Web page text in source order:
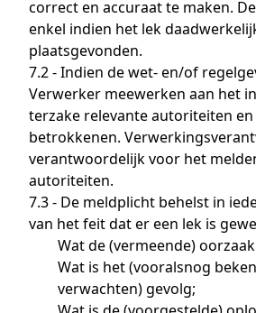
correct en accuraat te maken.
enkel indien het lek
plaatsgevonden.
7.2 - Indien de wet- en/of
Verwerker meewerken aan het
terzake relevante autoriteiten en
betrokkenen.
verantwoordelijk voor het
autoriteiten.
7.3 - De meldplicht behelst in
van het feit dat er een lek is
Wat de (vermeende)
Wat is het (vooralsnog
verwachten) gevolg;